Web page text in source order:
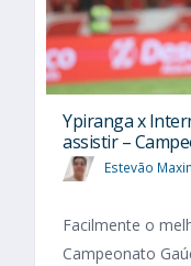
Ypiranga x
assistir –
Estevão
Facilmente o
Campeonato